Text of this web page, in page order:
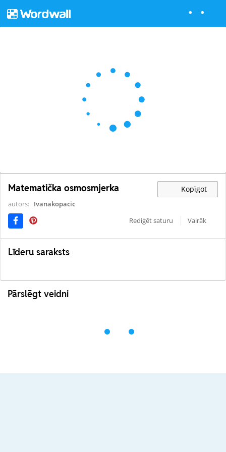
Matematička osmosmjerka Kopīgot
autors: Ivanakopacic
Rediģēt saturu
Vairāk
Līderu saraksts
Pārslēgt veidni